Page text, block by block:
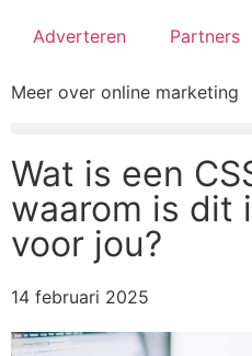
Adverteren Partners
Meer over online marketing
Wat is een
waarom is dit
voor jou?
14 februari 2025